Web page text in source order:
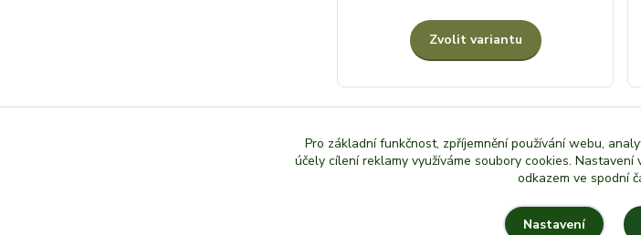
Zvolit variantu
Pro základní funkčnost, zpříjemnění používání webu,
účely cílení reklamy využíváme soubory cookies.
odkazem ve spodní
Nastavení